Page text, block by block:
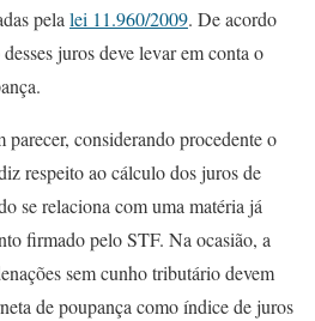
pelalei 11.960/2009. De acordo
juros deve levar em conta o
considerando procedente o
respeito ao cálculo dos juros de
se relaciona com uma matéria já
firmado pelo STF. Na ocasião, a
sem cunho tributário devem
de poupança como índice de juros